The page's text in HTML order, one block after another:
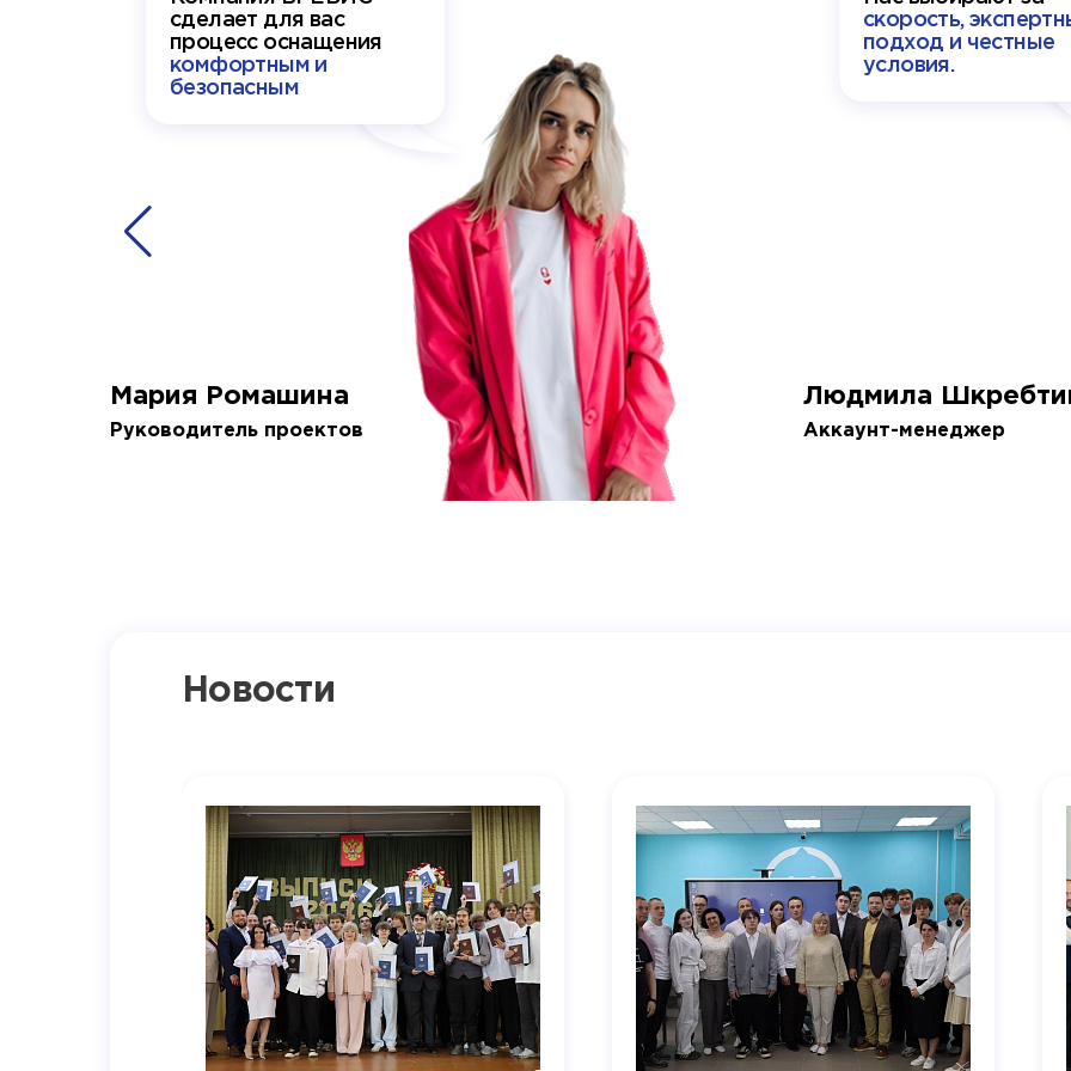
сделает для вас
процесс оснащения
комфортным и
безопасным
Мария Ромашина
Руководитель проектов
скорость,
подход и честные
условия.
Людмила
Аккаунт-менеджер
Новости